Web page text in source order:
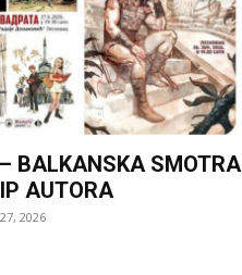
BALKANSKA SMOTRA
AUTORA
2026